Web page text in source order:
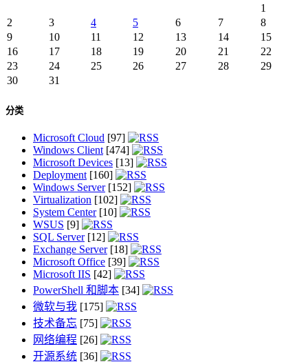
1
2
3 4 5 6 7
8
9
10 11 12 13 14
15
16
17 18 19 20 21
22
23
24 25 26 27 28
29
30
31
分类
Microsoft Cloud [97]
Windows Client[474]
Microsoft Devices [13]
Deployment[160]
Windows Server[152]
Virtualization [102]
System Center[10]
WSUS [9]
SQL Server[12]
Exchange Server[18]
Microsoft Office [39]
Microsoft IIS [42]
PowerShell 和脚本 [34]
微软与我 [175]
技术备忘 [75]
网络编程 [26]
开源系统 [36]